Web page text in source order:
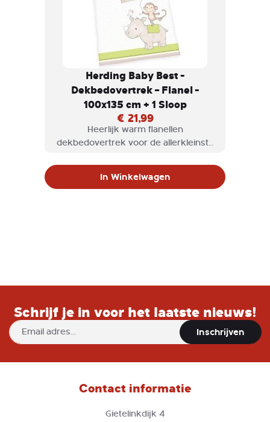
Herding Baby Best -
Dekbedovertrek – Flanel -
100x135 cm + 1 Sloop
€ 21,99
Heerlijk warm flanellen
dekbedovertrek voor de allerkleinste
zorg en aandacht voor de behoeften
In Winkelwagen
Schrijf je in voor het laatste nieuws!
Abonneer
u
onze
Inschrijven
Contact informatie
Gietelinkdijk 4